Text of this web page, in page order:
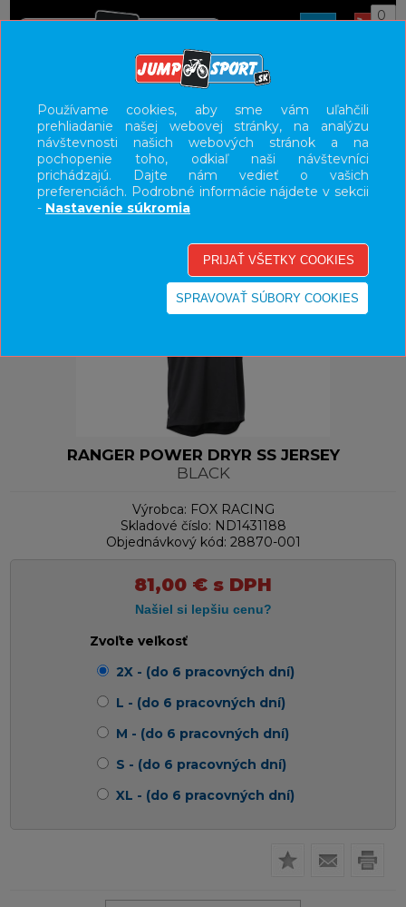
0
UŽÍVATEĽSKÝ PANEL
KATEGÓRIE
HLAVNÉ MENU
RANGER POWER DRYR SS JERSEY
BLACK
Výrobca: FOX RACING
Skladové číslo: ND1431188
Objednávkový kód: 28870-001
81,00 € s DPH
Zvoľte veľkosť
2X - (do 6 pracovných dní)
L - (do 6 pracovných dní)
M - (do 6 pracovných dní)
S - (do 6 pracovných dní)
XL - (do 6 pracovných dní)
Používame cookies, aby sme vám uľahčili
prehliadanie našej webovej stránky, na analýzu
návštevnosti našich webových stránok a na
pochopenie toho, odkiaľ naši návštevníci
prichádzajú. Dajte nám vedieť o vašich
preferenciách. Podrobné informácie nájdete v sekcii
- Nastavenie súkromia